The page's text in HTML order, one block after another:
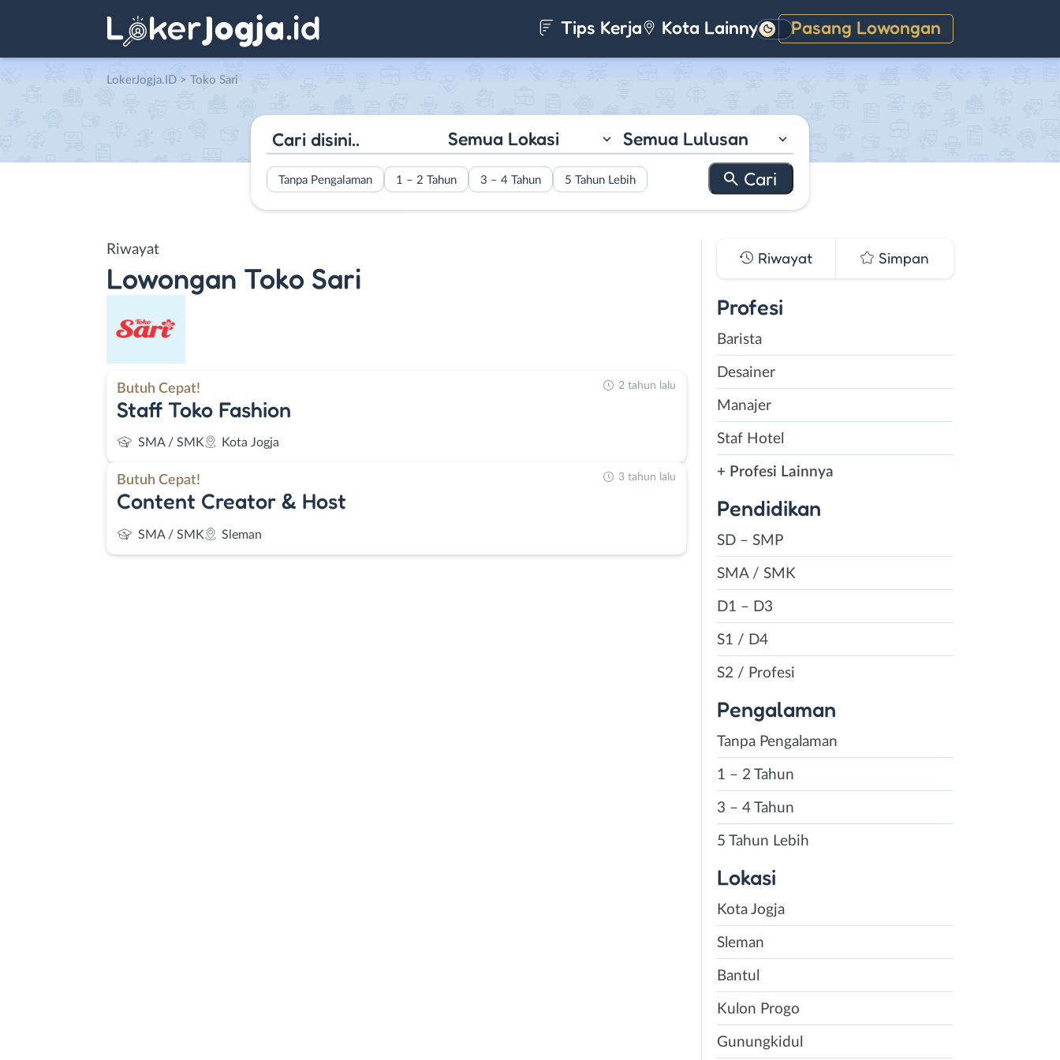
Tips Kerja Kota Lainnya Pasang Lowongan
Gelap
LokerJogja.ID > Toko Sari
Semua Lokasi Semua Lulusan
Tanpa Pengalaman 1 – 2 Tahun 3 – 4 Tahun 5 Tahun Lebih
Riwayat
Lowongan Toko Sari
Butuh Cepat!
Staff Toko Fashion
SMA / SMK Kota Jogja
2 tahun lalu
Butuh Cepat!
Content Creator & Host
SMA / SMK Sleman
3 tahun lalu
Riwayat Simpan
Profesi
Barista
Desainer
Manajer
Staf Hotel
+ Profesi Lainnya
Pendidikan
SD – SMP
SMA / SMK
D1 – D3
S1 / D4
S2 / Profesi
Pengalaman
Tanpa Pengalaman
1 – 2 Tahun
3 – 4 Tahun
5 Tahun Lebih
Lokasi
Kota Jogja
Sleman
Bantul
Kulon Progo
Gunungkidul